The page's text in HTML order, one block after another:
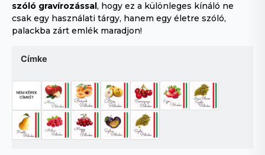
szóló gravírozással , hogy ez a különleges kínáló ne
csak egy használati tárgy, hanem egy életre szóló,
palackba zárt emlék maradjon!
Címke